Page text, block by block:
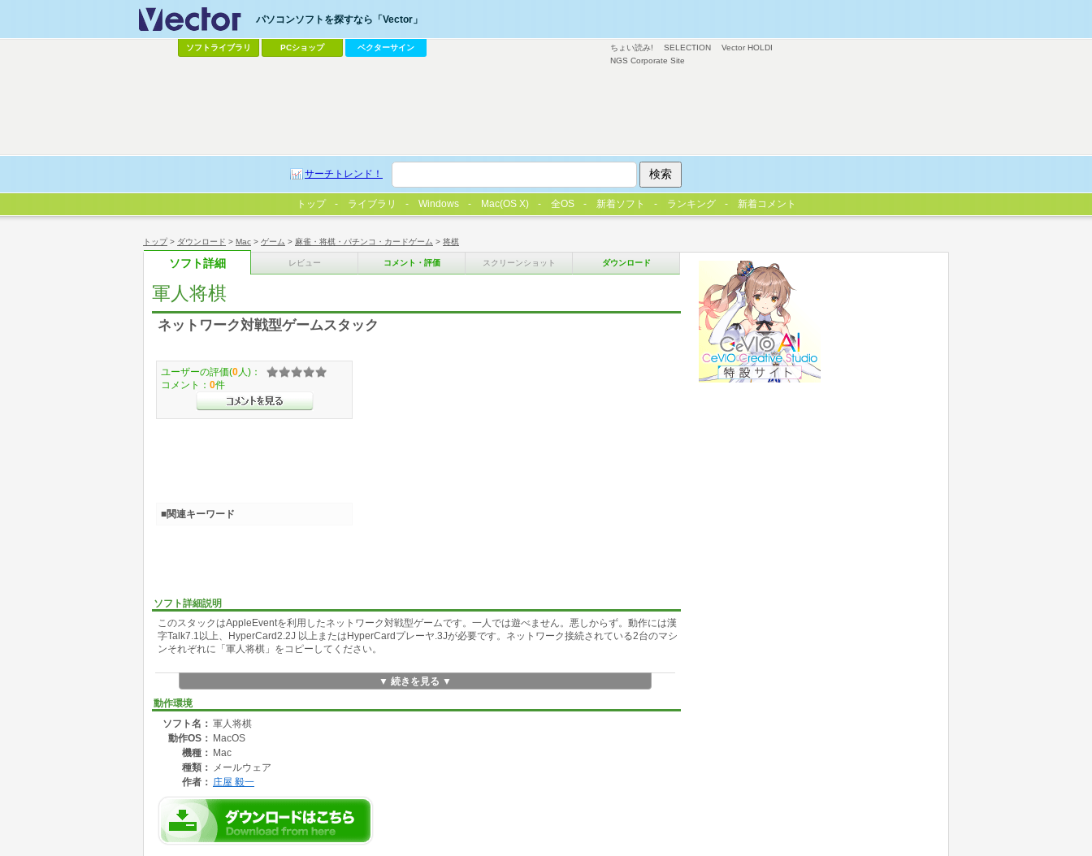
トップ> ダウンロード > Mac > ゲーム > 麻雀・将棋・パチンコ・カードゲーム > 将棋
ソフト詳細 レビュー コメント・評価 スクリーンショット ダウンロード
軍人将棋
ネットワーク対戦型ゲームスタック
ソフト詳細説明
このスタックはAppleEventを利用したネットワーク対戦型ゲームです。一人では遊べません。悪しからず。動作には漢
字Talk7.1以上、HyperCard2.2J 以上またはHyperCardプレーヤ.3Jが必要です。ネットワーク接続されている2台のマシ
ンそれぞれに「軍人将棋」をコピーしてください。
▼ 続きを見る ▼
動作環境
ソフト名： 軍人将棋
動作OS： MacOS
機種： Mac
種類： メールウェア
作者： 庄屋 毅一
ユーザーの評価(0 人)：
コメント： 0件
■関連キーワード
ちょい読み! SELECTION
Vector HOLDI
NGS Corporate Site
パソコンソフトを探すなら「Vector」
ソフトライブラリ PCショップ ベクターサイン
サーチトレンド！
トップ ライブラリ Windows Mac(OS X) 全OS 新着ソフト ランキング 新着コメント